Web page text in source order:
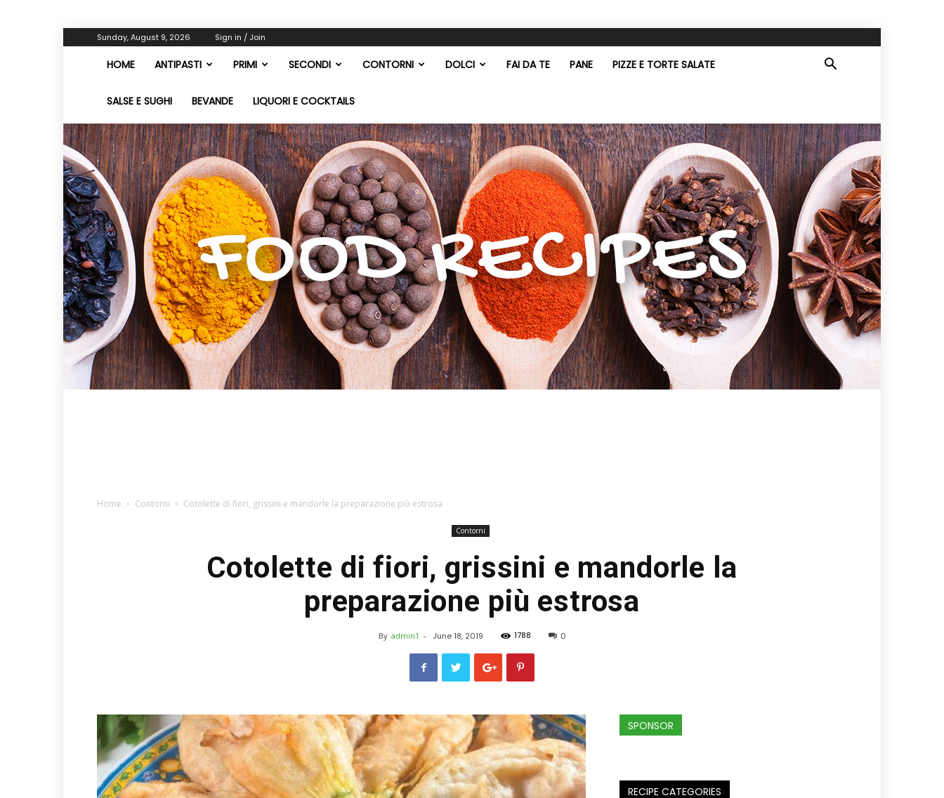
Sunday, August 9, 2026 Sign in / Join
HOME ANTIPASTI PRIMI SECONDI CONTORNI DOLCI FAI DA TE PANE PIZZE E TORTE SALATE
SALSE E SUGHI BEVANDE LIQUORI E COCKTAILS
by
Zero
X
Home Contorni Cotolette di fiori, grissini e mandorle la preparazione più estrosa
Contorni
Cotolette di fiori, grissini e mandorle la
preparazione più estrosa
By admin1 - June 18, 2019 1788 0
SPONSOR
RECIPE CATEGORIES